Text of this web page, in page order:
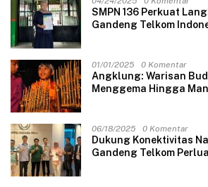
SMPN 136 Perkuat
Gandeng Telkom
01/01/2025 0 Komentar
Angklung: Warisan
Menggema Hingga
06/18/2025 0 Komentar
Dukung Konektivitas
Gandeng Telkom